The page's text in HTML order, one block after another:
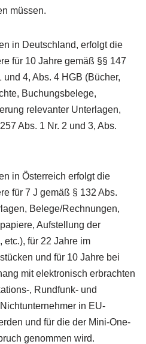
müssen.
in Deutschland, erfolgt die
für 10 Jahre gemäß §§ 147
und 4, Abs. 4 HGB (Bücher,
Buchungsbelege,
relevanter Unterlagen,
Abs. 1 Nr. 2 und 3, Abs.
in Österreich erfolgt die
für 7 J gemäß § 132 Abs.
Belege/Rechnungen,
Aufstellung der
etc.), für 22 Jahre im
und für 10 Jahre bei
mit elektronisch erbrachten
, Rundfunk- und
in EU-
und für die der Mini-One-
genommen wird.